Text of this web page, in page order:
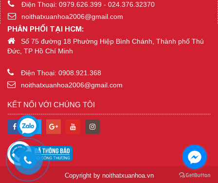
Điện Thoại: 0979.626.399 - 024.376.32370
noithatxuanhoa2006@gmail.com
PHÂN PHỐI TẠI HCM:
Số 75 đường 18 Phường Hiệp Bình Chánh, Thành phố Thủ
Đức, TP Hồ Chí Minh
Điện Thoại: 0908.921.368
noithatxuanhoa2006@gmail.com
KẾT NỐI VỚI CHÚNG TÔI
Copyright by noithatxuanhoa.vn